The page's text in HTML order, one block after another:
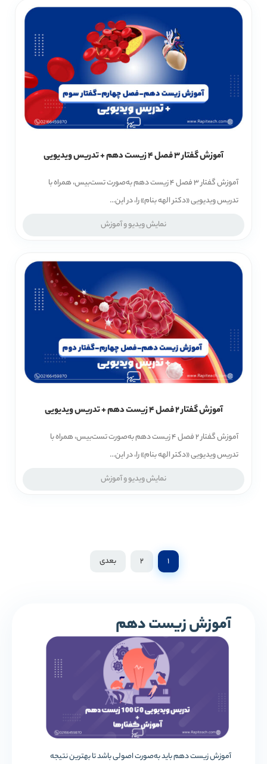
آموزش گفتار 3 فصل 4 زیست دهم + تدریس ویدیویی
آموزش گفتار 3 فصل 4 زیست دهم به‌صورت تست‌بیس، همراه با
تدریس ویدیویی «دکتر الهه بنام» را، در این...
نمایش ویدیو و آموزش
آموزش گفتار 2 فصل 4 زیست دهم + تدریس ویدیویی
‌آموزش گفتار 2 فصل 4 زیست دهم به‌صورت تست‌بیس، همراه با
تدریس ویدیویی «دکتر الهه بنام» را، در این...
نمایش ویدیو و آموزش
1
2 بعدی
آموزش زیست دهم
آموزش زیست دهم باید به‌صورت اصولی باشد تا بهترین نتیجه